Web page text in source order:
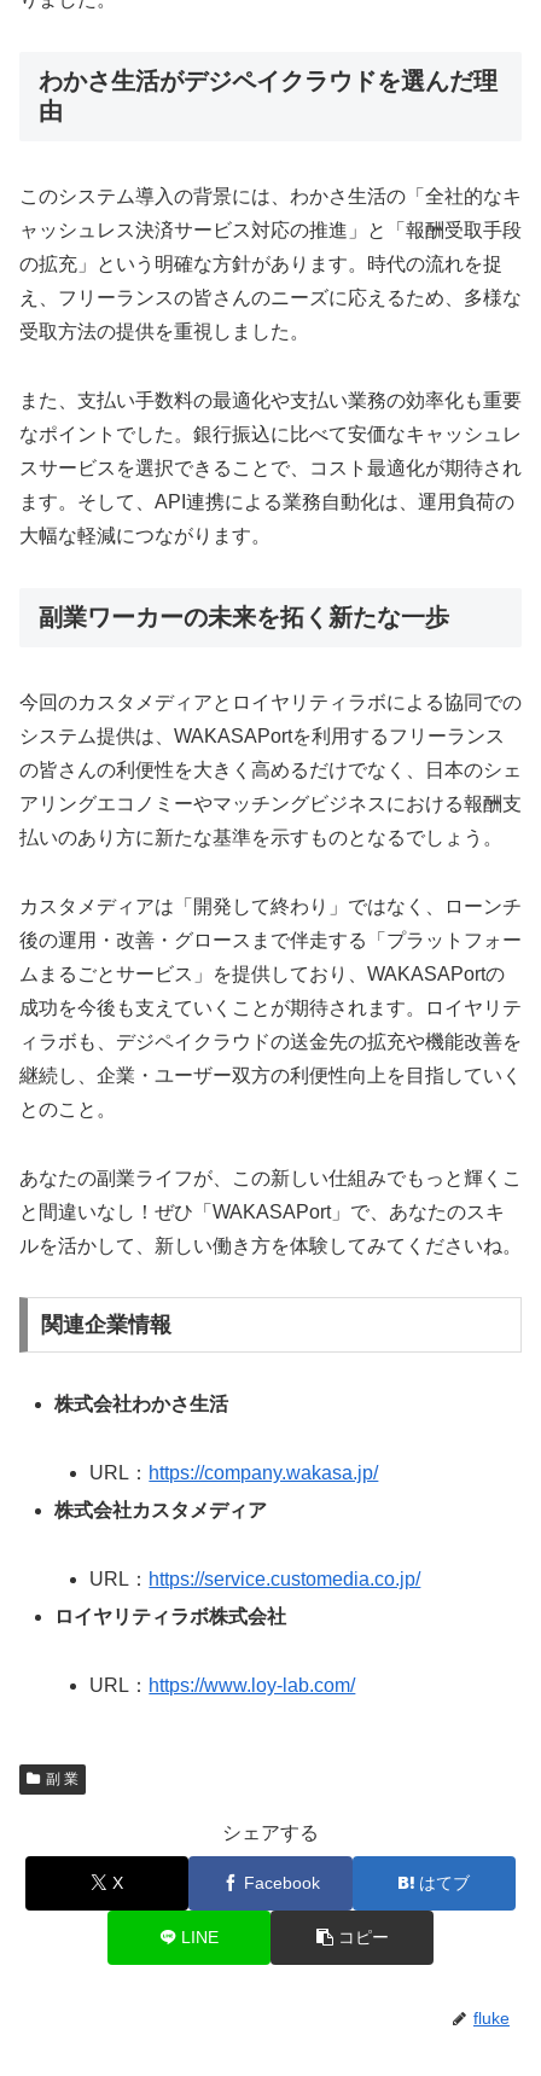
わかさ生活がデジペイクラウドを選んだ理
由
このシステム導入の背景には、わかさ生活の「全社的なキ
ャッシュレス決済サービス対応の推進」と「報酬受取手段
の拡充」という明確な方針があります。時代の流れを捉
え、フリーランスの皆さんのニーズに応えるため、多様な
受取方法の提供を重視しました。
また、支払い手数料の最適化や支払い業務の効率化も重要
なポイントでした。銀行振込に比べて安価なキャッシュレ
スサービスを選択できることで、コスト最適化が期待され
ます。そして、API連携による業務自動化は、運用負荷の
大幅な軽減につながります。
副業ワーカーの未来を拓く新たな一歩
今回のカスタメディアとロイヤリティラボによる協同での
システム提供は、WAKASAPortを利用するフリーランス
の皆さんの利便性を大きく高めるだけでなく、日本のシェ
アリングエコノミーやマッチングビジネスにおける報酬支
払いのあり方に新たな基準を示すものとなるでしょう。
カスタメディアは「開発して終わり」ではなく、ローンチ
後の運用・改善・グロースまで伴走する「プラットフォー
ムまるごとサービス」を提供しており、WAKASAPortの
成功を今後も支えていくことが期待されます。ロイヤリテ
ィラボも、デジペイクラウドの送金先の拡充や機能改善を
継続し、企業・ユーザー双方の利便性向上を目指していく
とのこと。
あなたの副業ライフが、この新しい仕組みでもっと輝くこ
と間違いなし！ぜひ「WAKASAPort」で、あなたのスキ
ルを活かして、新しい働き方を体験してみてくださいね。
関連企業情報
株式会社わかさ生活
URL： https://company.wakasa.jp/
株式会社カスタメディア
URL： https://service.customedia.co.jp/
ロイヤリティラボ株式会社
URL： https://www.loy-lab.com/
副 業
シェアする
X Facebook はてブ
LINE コピー
fluke